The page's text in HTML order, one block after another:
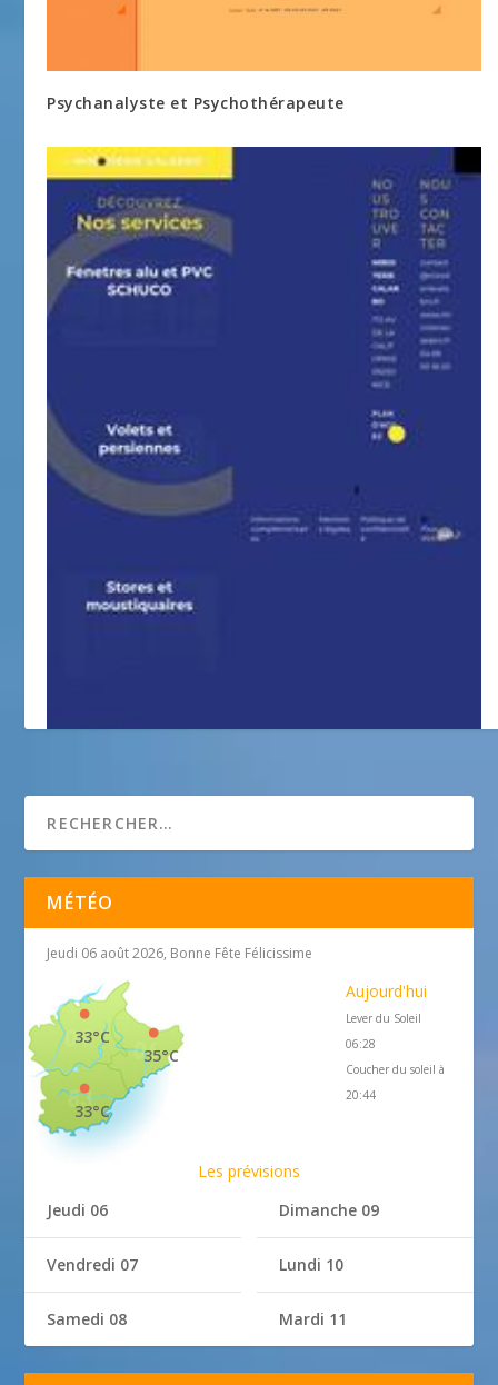
Psychanalyste et Psychothérapeute
Miroiterie Calabro
MÉTÉO
Jeudi 06 août 2026, Bonne Fête Félicissime
35°C
33°C
33°C
Aujourd'hui
Lever du Soleil
06:28
Coucher du soleil à
20:44
Les prévisions
Jeudi 06
Vendredi 07
Samedi 08
Dimanche 09
Lundi 10
Mardi 11